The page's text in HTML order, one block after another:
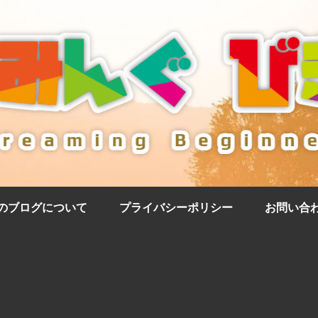
ブログについて プライバシーポリシー お問い合